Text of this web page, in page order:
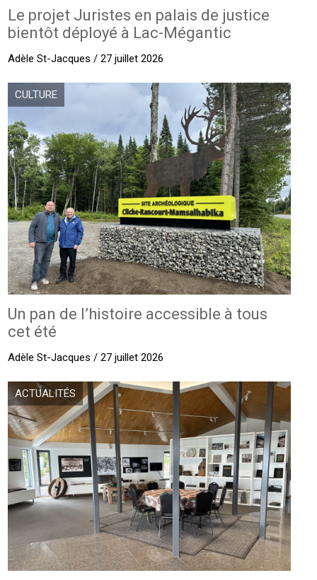
Le projet Juristes en palais de justice
bientôt déployé à Lac-Mégantic
Adèle St-Jacques / 27 juillet 2026
CULTURE
Un pan de l’histoire accessible à tous
cet été
Adèle St-Jacques / 27 juillet 2026
ACTUALITÉS